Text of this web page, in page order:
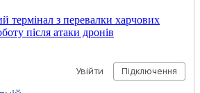
термінал з перевалки харчових
після атаки дронів